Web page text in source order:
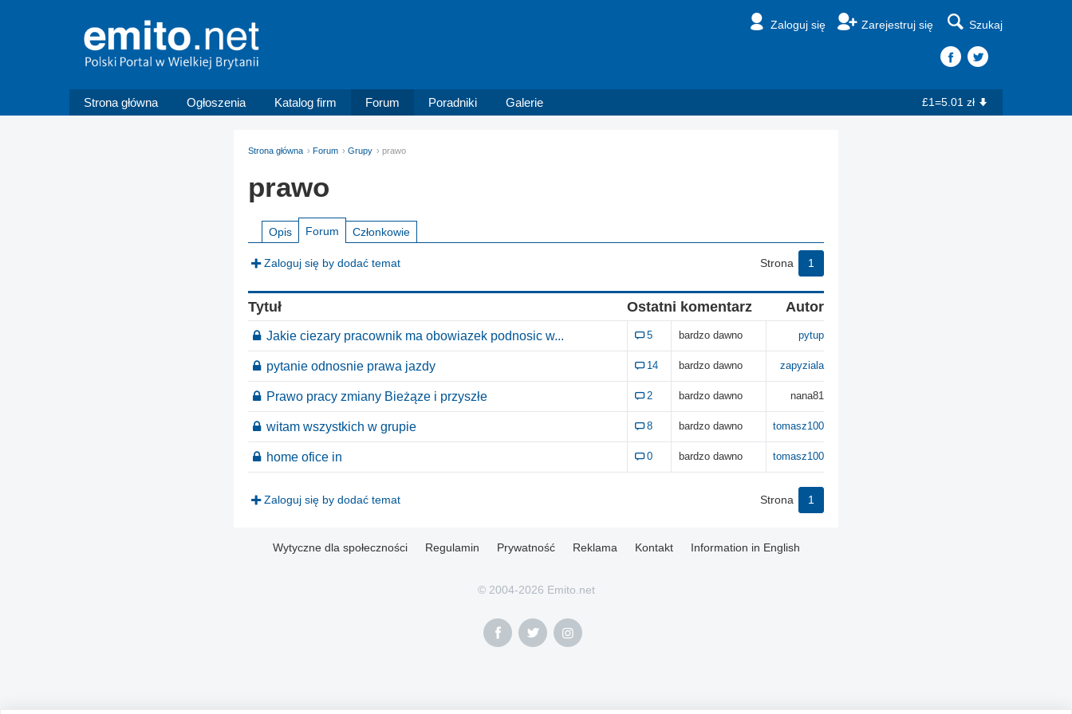
Zaloguj się Zarejestruj się Szukaj
Strona główna Ogłoszenia Katalog firm Forum Poradniki Galerie £1=5.01 zł
Strona główna Forum Grupy prawo
prawo
Opis Forum Członkowie
Zaloguj się by dodać temat Strona 1
Tytuł Ostatni komentarz Autor
Jakie ciezary pracownik ma obowiazek podnosic w... 5 bardzo dawno pytup
pytanie odnosnie prawa jazdy 14 bardzo dawno zapyziala
Prawo pracy zmiany Bieżąze i przyszłe 2 bardzo dawno nana81
witam wszystkich w grupie 8 bardzo dawno tomasz100
home ofice in 0 bardzo dawno tomasz100
Zaloguj się by dodać temat Strona 1
Wytyczne dla społeczności Regulamin Prywatność Reklama Kontakt Information in English
© 2004-2026 Emito.net